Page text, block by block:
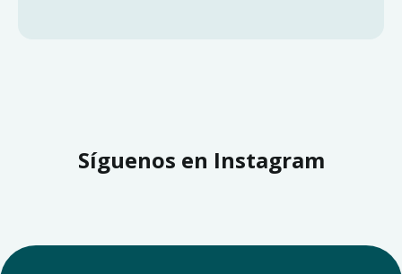
Síguenos en Instagram